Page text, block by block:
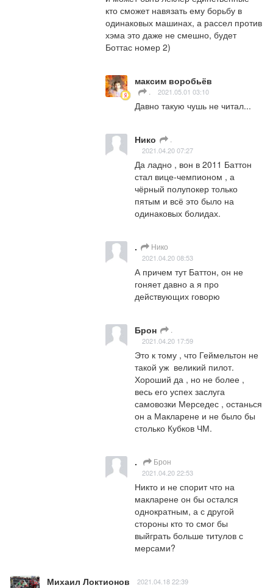
кто сможет навязать ему борьбу в
одинаковых машинах, а рассел против
хэма это даже не смешно, будет
Боттас номер 2)
максим воробьёв
2021.05.01 03:10
Давно такую чушь не читал...
Нико
2021.04.20 07:27
Да ладно , вон в 2011 Баттон
стал вице-чемпионом , а
чёрный полупокер только
пятым и всё это было на
одинаковых болидах.
. Нико
2021.04.20 08:53
А причем тут Баттон, он не
гоняет давно а я про
действующих говорю
Брон
2021.04.20 17:59
Это к тому , что Геймельтон не
такой уж  великий пилот.
Хороший да , но не более ,
весь его успех заслуга
самовозки Мерседес , останься
он а Макларене и не было бы
столько Кубков ЧМ.
. Брон
2021.04.20 22:53
Никто и не спорит что на
макларене он бы остался
однократным, а с другой
стороны кто то смог бы
выйграть больше титулов с
мерсами?
Михаил Локтионов 2021.04.18 22:39